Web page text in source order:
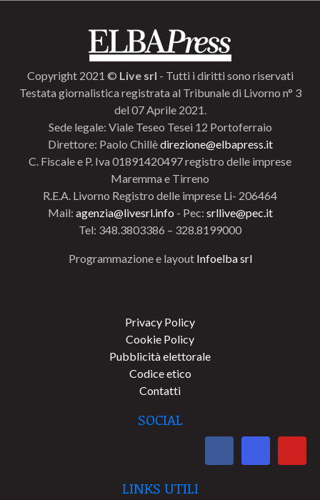
Copyright 2021 © Live srl - Tutti i diritti sono riservati
Testata giornalistica registrata al Tribunale di Livorno n° 3
del 07 Aprile 2021.
Sede legale: Viale Teseo Tesei 12 Portoferraio
Direttore: Paolo Chillèdirezione@elbapress.it
C. Fiscale e P. Iva 01891420497 registro delle imprese
Maremma e Tirreno
R.E.A. Livorno Registro delle imprese Li- 206464
Mail: agenzia@livesrl.info - Pec: srllive@pec.it
Tel: 348.3803386 – 328.8199000
Programmazione e layout Infoelba srl
Privacy Policy
Cookie Policy
Pubblicità elettorale
Codice etico
Contatti
SOCIAL
LINKS UTILI